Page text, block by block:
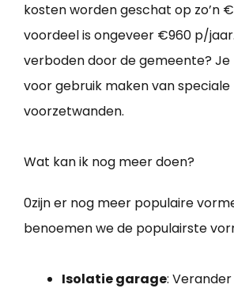
kosten worden geschat op zo’n
voordeel is ongeveer €960 p/
verboden door de gemeente? Je
voor gebruik maken van speciale
voorzetwanden.
Wat kan ik nog meer doen?
0zijn er nog meer populaire
benoemen we de populairste
Isolatie garage: